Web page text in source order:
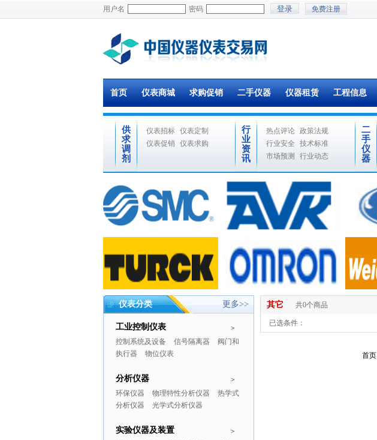
用户名 密码 免费注册
首页 仪表商城 求购促销 二手仪器 仪器租赁 工程信息
供
求
调
剂
仪表招标 仪表定制
仪表促销
仪表求购
行
业
资
讯
热点评论 政策法规
行业安全
技术标准
市场预测
行业动态
二
手
仪
器
仪表分类 更多>>
>
工业控制仪表
控制系统及设备 信号隔离器
阀门和
执行器
物位仪表
>
分析仪器
环保仪器 物理特性分析仪器
热学式
分析仪器
光学式分析仪器
>
实验仪器及装置
其它 共0个商品
已选条件：
首页